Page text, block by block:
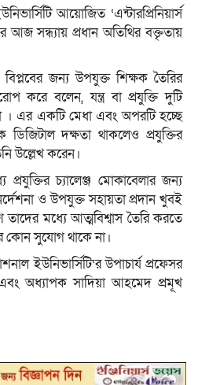
আয়োজিত ‘এন্টারপ্রিনিয়ার্স
আজ সন্ধ্যায় প্রধান অতিথির বক্তৃতায়
জন্য উপযুক্ত শিক্ষক তৈরির
করে বলেন, যন্ত্র বা প্রযুক্তি দুটি
। এর একটি মেধা এবং অপরটি হচ্ছে
দক্ষতা থাকলেও প্রযুক্তির
উল্লেখ করেন।
প্রযুক্তির চ্যালেঞ্জ মোকাবেলার জন্য
ও উপযুক্ত সহায়তা প্রদান খুবই
মধ্যে আত্মবিশ্বাস তৈরি করতে
কোন সুযোগ থাকে না।
ইউনিভার্সিটি‘র উপাচার্য প্রফেসর
অধ্যাপক সাদিয়া আহমেদ প্রমূখ